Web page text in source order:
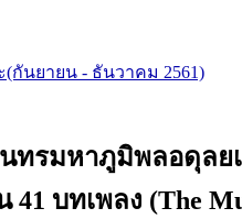
กันยายน - ธันวาคม 2561)
รมหาภูมิพลอดุล
บทเพลง (The